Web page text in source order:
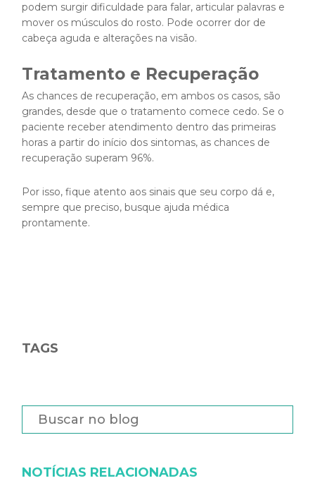
podem surgir dificuldade para falar, articular palavras e
mover os músculos do rosto. Pode ocorrer dor de
cabeça aguda e alterações na visão.
Tratamento e Recuperação
As chances de recuperação, em ambos os casos, são
grandes, desde que o tratamento comece cedo. Se o
paciente receber atendimento dentro das primeiras
horas a partir do início dos sintomas, as chances de
recuperação superam 96%.
Por isso, fique atento aos sinais que seu corpo dá e,
sempre que preciso, busque ajuda médica
prontamente.
TAGS
NOTÍCIAS RELACIONADAS